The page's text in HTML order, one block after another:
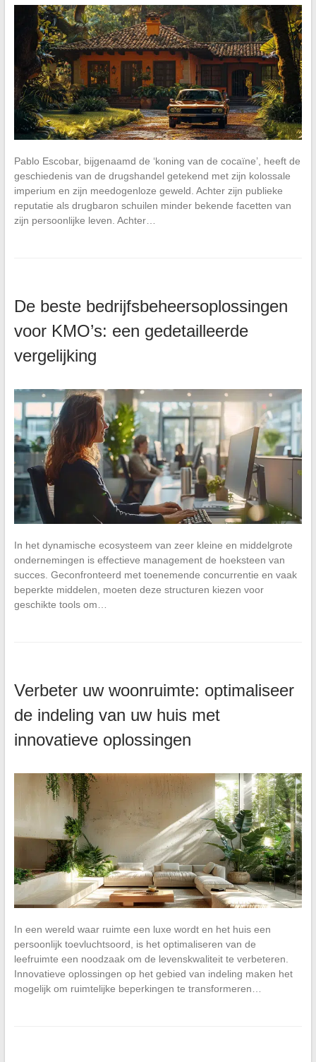
Pablo Escobar, bijgenaamd de ‘koning van de cocaïne’, heeft de
geschiedenis van de drugshandel getekend met zijn kolossale
imperium en zijn meedogenloze geweld. Achter zijn publieke
reputatie als drugbaron schuilen minder bekende facetten van
zijn persoonlijke leven. Achter…
De beste bedrijfsbeheersoplossingen
voor KMO’s: een gedetailleerde
vergelijking
In het dynamische ecosysteem van zeer kleine en middelgrote
ondernemingen is effectieve management de hoeksteen van
succes. Geconfronteerd met toenemende concurrentie en vaak
beperkte middelen, moeten deze structuren kiezen voor
geschikte tools om…
Verbeter uw woonruimte: optimaliseer
de indeling van uw huis met
innovatieve oplossingen
In een wereld waar ruimte een luxe wordt en het huis een
persoonlijk toevluchtsoord, is het optimaliseren van de
leefruimte een noodzaak om de levenskwaliteit te verbeteren.
Innovatieve oplossingen op het gebied van indeling maken het
mogelijk om ruimtelijke beperkingen te transformeren…